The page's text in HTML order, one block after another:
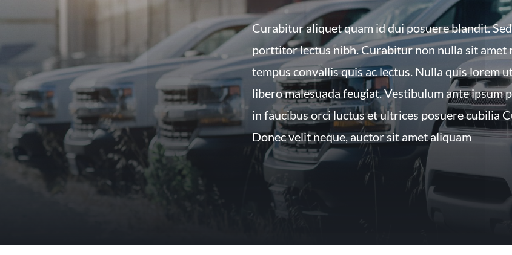
Curabitur aliquet quam id dui posuere blandit. Sed
porttitor lectus nibh. Curabitur non nulla sit amet
tempus convallis quis ac lectus. Nulla quis lorem
libero malesuada feugiat. Vestibulum ante ipsum
in faucibus orci luctus et ultrices posuere cubilia
Donec velit neque, auctor sit amet aliquam